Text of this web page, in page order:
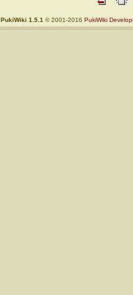
PukiWiki 1.5.1 © 2001-2016 PukiWiki